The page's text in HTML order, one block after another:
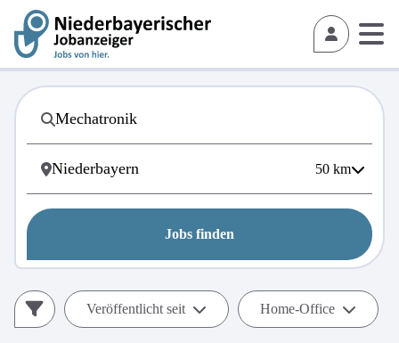
50 km
Jobs finden
Veröffentlicht seit Home-Office